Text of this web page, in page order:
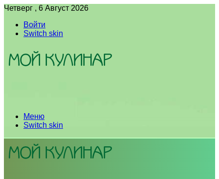
Четверг , 6 Август 2026
Войти
Switch skin
Меню
Switch skin